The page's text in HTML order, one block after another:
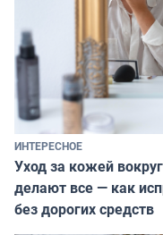
ИНТЕРЕСНОЕ
Уход за кожей
делают все — как
без дорогих средств